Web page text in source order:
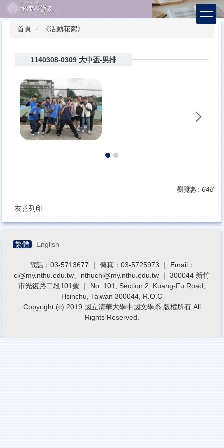
跳
到
首頁 《活動花絮》
1140308-0309 大中盃-男排
瀏覽數: 648
友善列印
繁體 English
電話：03-5713677 ｜ 傳真：03-5725973 ｜ Email：
cl@my.nthu.edu.tw、nthuchi@my.nthu.edu.tw ｜ 300044 新竹
市光復路二段101號 ｜ No. 101, Section 2, Kuang-Fu Road,
Hsinchu, Taiwan 300044, R.O.C
Copyright (c) 2019 國立清華大學中國文學系 版權所有 All
Rights Reserved.